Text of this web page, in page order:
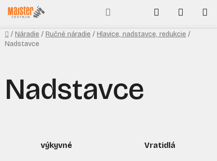
Prejsť
na
obsah
Hľadať
KOŠÍK
Domov
/ Náradie / Ručné náradie / Hlavice, nadstavce, redukcie /
Nadstavce
Nadstavce
výkyvné Vratidlá